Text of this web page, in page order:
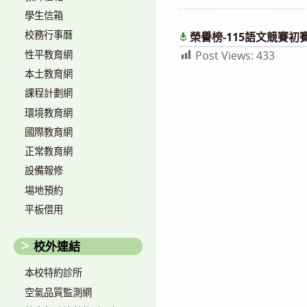
榮譽榜-115語文競賽初
Post Views: 433
學生信箱
校務行事曆
性平教育網
本土教育網
課程計劃網
環境教育網
國際教育網
正常教育網
設備報修
場地預約
平板借用
校外連結
本校特約診所
空氣品質監測網